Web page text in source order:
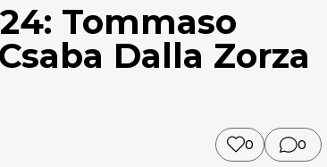
Tommaso
Dalla Zorza
0 0